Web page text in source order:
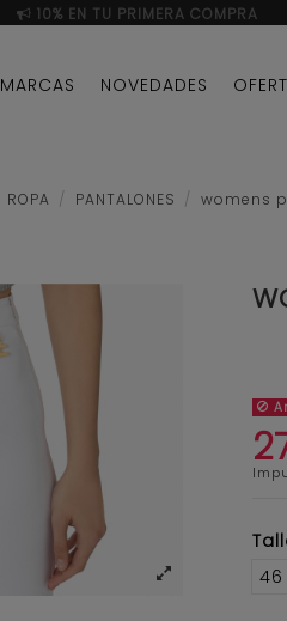
10% EN TU PRIMERA COMPRA
MARCAS NOVEDADES
ROPA PANTALONES womens
46